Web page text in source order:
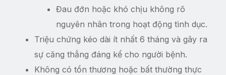
Đau đớn hoặc khó chịu không rõ
nguyên nhân trong hoạt động tình dục.
Triệu chứng kéo dài ít nhất 6 tháng và gây ra
sự căng thẳng đáng kể cho người bệnh.
Không có tổn thương hoặc bất thường thực